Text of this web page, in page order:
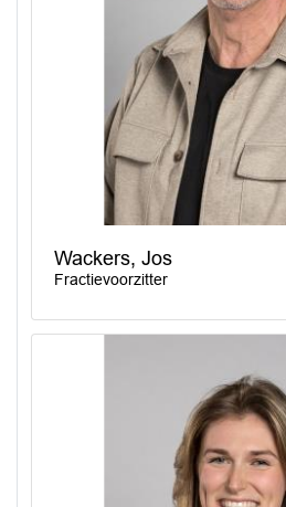
Wackers, Jos
Fractievoorzitter